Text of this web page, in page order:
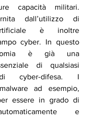
capacità militari.
dall’utilizzo di
è inoltre
cyber. In questo
è già una
di qualsiasi
di cyber-difesa. I
ad esempio,
essere in grado di
e